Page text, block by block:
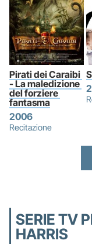
Pirati dei Caraibi
- La maledizione
del forziere
fantasma
2006
Recitazione
SERIE TV
HARRIS